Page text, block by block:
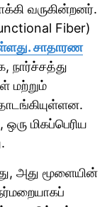
வருகின்றனர்.
Fiber)
சாதாரண
நார்ச்சத்து
மற்றும்
மிகப்பெரிய
அது மூளையின்